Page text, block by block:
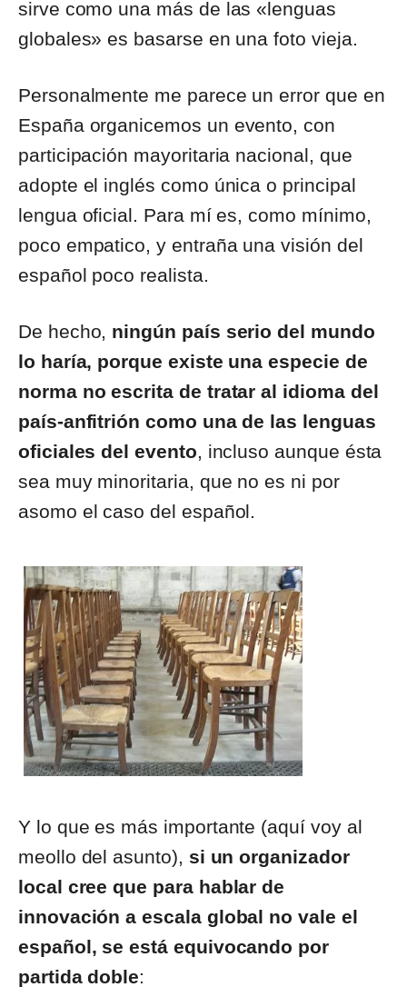
sirve como una más de las «lenguas
globales» es basarse en una foto vieja.
Personalmente me parece un error que en
España organicemos un evento, con
participación mayoritaria nacional, que
adopte el inglés como única o principal
lengua oficial. Para mí es, como mínimo,
poco empatico, y entraña una visión del
español poco realista.
De hecho, ningún país serio del mundo
lo haría, porque existe una especie de
norma no escrita de tratar al idioma del
país-anfitrión como una de las lenguas
oficiales del evento, incluso aunque ésta
sea muy minoritaria, que no es ni por
asomo el caso del español.
Y lo que es más importante (aquí voy al
meollo del asunto), si un organizador
local cree que para hablar de
innovación a escala global no vale el
español, se está equivocando por
partida doble: